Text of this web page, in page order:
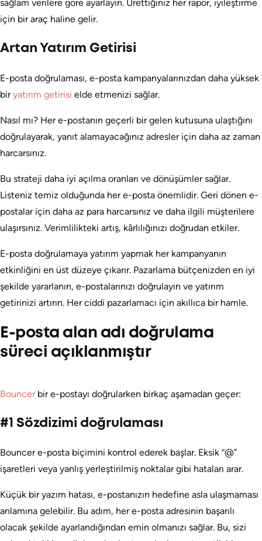
sağlam verilere göre ayarlayın. Ürettiğiniz her rapor, iyileştirme
için bir araç haline gelir.
Artan Yatırım Getirisi
E-posta doğrulaması, e-posta kampanyalarınızdan daha yüksek
biryatırım getirisi elde etmenizi sağlar.
Nasıl mı? Her e-postanın geçerli bir gelen kutusuna ulaştığını
doğrulayarak, yanıt alamayacağınız adresler için daha az zaman
harcarsınız.
Bu strateji daha iyi açılma oranları ve dönüşümler sağlar.
Listeniz temiz olduğunda her e-posta önemlidir. Geri dönen e-
postalar için daha az para harcarsınız ve daha ilgili müşterilere
ulaşırsınız. Verimlilikteki artış, kârlılığınızı doğrudan etkiler.
E-posta doğrulamaya yatırım yapmak her kampanyanın
etkinliğini en üst düzeye çıkarır. Pazarlama bütçenizden en iyi
şekilde yararlanın, e-postalarınızı doğrulayın ve yatırım
getirinizi artırın. Her ciddi pazarlamacı için akıllıca bir hamle.
E-posta alan adı doğrulama
süreci açıklanmıştır
Bouncerbir e-postayı doğrularken birkaç aşamadan geçer:
#1 Sözdizimi doğrulaması
Bouncer e-posta biçimini kontrol ederek başlar. Eksik “@”
işaretleri veya yanlış yerleştirilmiş noktalar gibi hataları arar.
Küçük bir yazım hatası, e-postanızın hedefine asla ulaşmaması
anlamına gelebilir. Bu adım, her e-posta adresinin başarılı
olacak şekilde ayarlandığından emin olmanızı sağlar. Bu, sizi